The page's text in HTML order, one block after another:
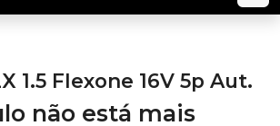
1.5 Flexone 16V 5p Aut.
não está mais